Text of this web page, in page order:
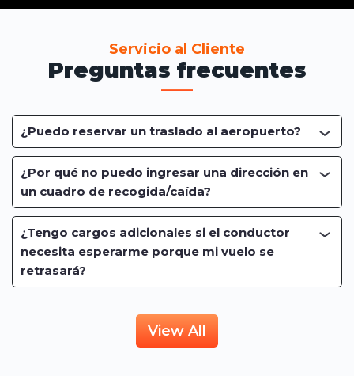
Servicio al Cliente
Preguntas frecuentes
¿Puedo reservar un traslado al aeropuerto?
¿Por qué no puedo ingresar una dirección en
un cuadro de recogida/caída?
¿Tengo cargos adicionales si el conductor
necesita esperarme porque mi vuelo se
retrasará?
View All